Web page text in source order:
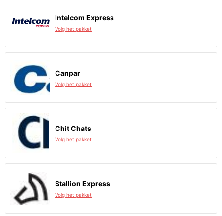
Intelcom Express
Volg het pakket
Canpar
Volg het pakket
Chit Chats
Volg het pakket
Stallion Express
Volg het pakket